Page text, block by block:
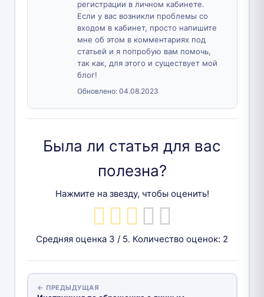
регистрации в личном кабинете.
Если у вас возникли проблемы со
входом в кабинет, просто напишите
мне об этом в комментариях под
статьей и я попробую вам помочь,
так как, для этого и существует мой
блог!
Обновлено: 04.08.2023
Была ли статья для вас
полезна?
Нажмите на звезду, чтобы оценить!
Средняя оценка 3 / 5. Количество оценок: 2
← ПРЕДЫДУЩАЯ